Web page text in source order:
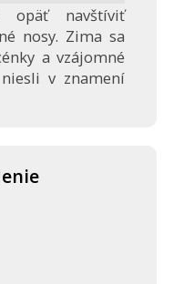
opäť navštíviť
nosy. Zima sa
a vzájomné
v znamení